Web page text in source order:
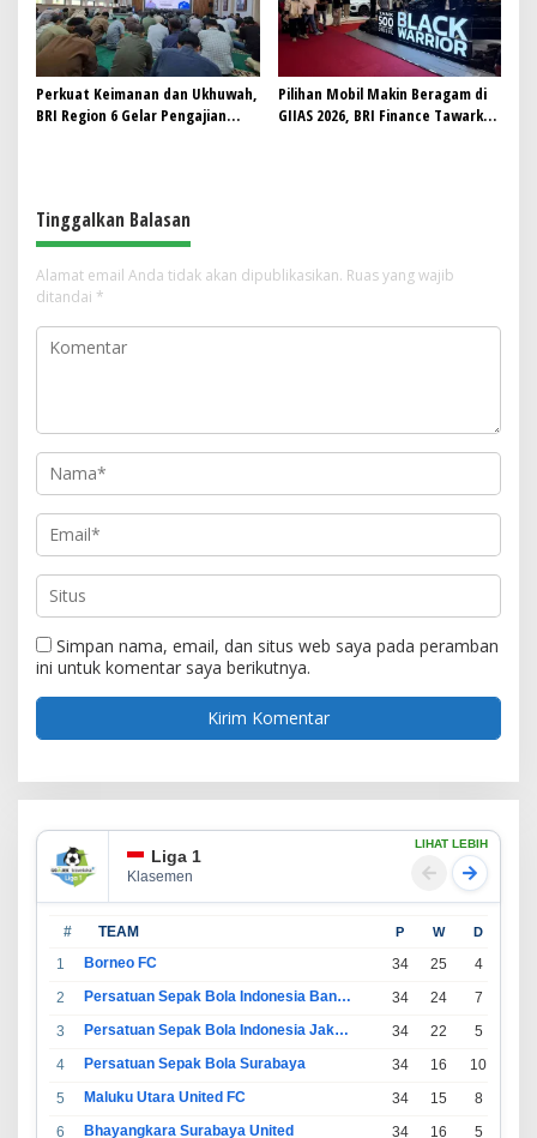
Perkuat Keimanan dan Ukhuwah,
BRI Region 6 Gelar Pengajian
Pilihan Mobil Makin Beragam di
GIIAS 2026, BRI Finance Tawarkan
Tinggalkan Balasan
Alamat email Anda tidak akan dipublikasikan. Ruas yang wajib
ditandai *
Simpan nama, email, dan situs web saya pada peramban
ini untuk komentar saya berikutnya.
Liga 1
Klasemen
LIHAT LEBIH
# TEAM P W D
1 Borneo FC 34 25 4
2
Persatuan Sepak Bola Indonesia Bandung 34 24 7
3
Persatuan Sepak Bola Indonesia Jakarta 34 22 5
4
Persatuan Sepak Bola Surabaya 34 16 10
5
Maluku Utara United FC 34 15 8
6
Bhayangkara Surabaya United 34 16 5